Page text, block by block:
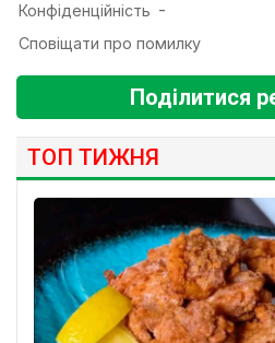
Поділитися
ТОП ТИЖНЯ